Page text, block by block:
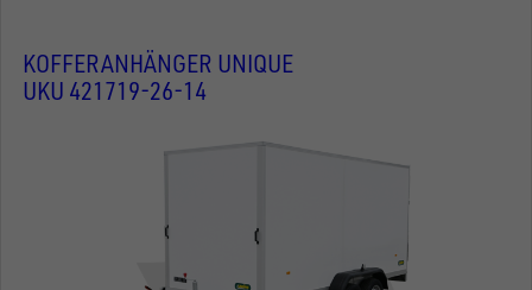
KOFFERANHÄNGER UNIQUE
UKU 421719-26-14